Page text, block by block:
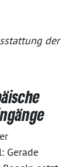
der
Gerade